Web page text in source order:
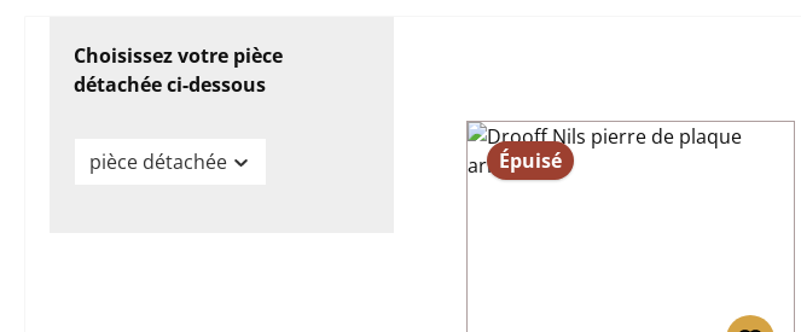
Choisissez votre pièce
détachée ci-dessous
pièce détachée Épuisé